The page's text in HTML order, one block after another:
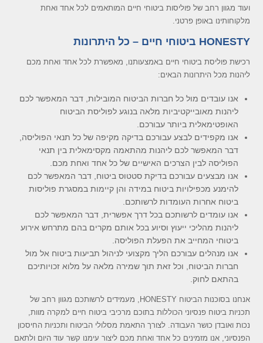
ועוד מגוון רחב של פוליסות ביטוחי חיים המותאמים לכל אחד ואחת
מלקוחותינו באופן פרטני.
HONESTY ביטוחי חיים – כל היתרונות
רכישת פוליסת ביטוחי חיים באמצעותנו, מאפשרת לכל אחד ואחת מכם
ליהנות מכל היתרונות הבאים:
אנו עובדים מול כל חברות הביטוח המובילות, דבר המאפשר לכם
ליהנות מאובייקטיביות מלאה בנוגע לפוליסת הביטוח
האופטימאלית ביותר עבורכם.
אנו מקפידים לבצע עבורכם בדיקה מקיפה של כל תנאי הפוליסה,
דבר המאפשר לכם ליהנות מהתאמה מקסימאלית בין תנאי
הפוליסה לבין הצרכים האישיים של כל אחד ואחת מכם.
אנו מבצעים עבורכם בדיקת סטטוס ביטוח, דבר המאפשר לכם
להימנע מכפילויות ביטוח במידה והן קיימות במסגרת פוליסות
ביטוח אחרות העומדות לרשותכם.
אנו עומדים לרשותכם בכל דרך אפשרית, דבר המאפשר לכם
ליהנות מהליכי ייעוץ וסיוע בכל אותם מקרים בהם מתרחש אירוע
ביטוחי המחייב את הפעלת הפוליסה.
אנו מנהלים עבורכם הליך מקצועי לניהול תביעות ביטוח אל מול
חברות הביטוח, וכל זאת תוך שמירה מלאה על מלוא זכויותיכם
בהתאם לחוק.
אנחנו בסוכנות הביטוח HONESTY, מעמידים לרשותכם מגוון רחב של
תכניות ביטוח פנסיוני הכוללות בתוכם מרכיבי ביטוח חיים למקרה מוות,
נכות ואובדן כושר העבודה. לצורך התאמת מסלולי הביטוח ותכניות החיסכון
הפנסיוני, אנו מזמינים כל אחד ואחת מכם ליצור עימנו קשר עוד היום ולתאם